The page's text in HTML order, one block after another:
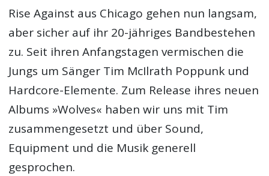
Rise Against aus Chicago gehen nun langsam,
aber sicher auf ihr 20-jähriges Bandbestehen
zu. Seit ihren Anfangstagen vermischen die
Jungs um Sänger Tim McIlrath Poppunk und
Hardcore-Elemente. Zum Release ihres neuen
Albums »Wolves« haben wir uns mit Tim
zusammengesetzt und über Sound,
Equipment und die Musik generell
gesprochen.